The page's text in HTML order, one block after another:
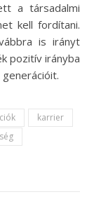
a társadalmi
kell fordítani.
is irányt
pozitív irányba
karrier